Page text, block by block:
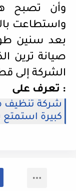
وأن تصبح هي
واستطاعت
بعد سنين
صيانة ترين
الشركة إلى
تعرف على :
شركة تنظيف
كبيرة استمتع